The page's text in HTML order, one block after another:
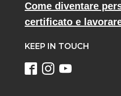
Come diventare
certificato e
KEEP IN TOUCH